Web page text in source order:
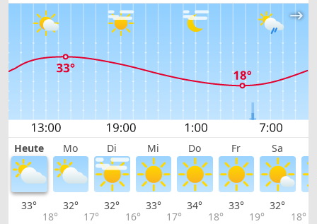
Heute Mo Di Mi Do Fr Sa
33°
18°
32°
17°
32°
16°
33°
17°
34°
18°
33°
19°
32°
18°